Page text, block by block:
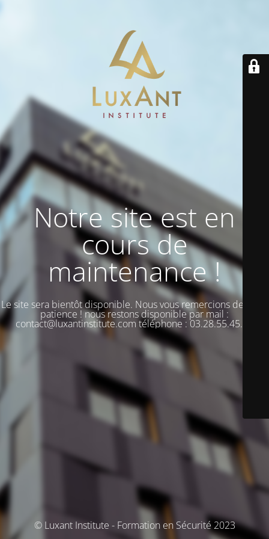
Notre site est en
cours de
maintenance !
Le site sera bientôt disponible. Nous vous remercions de votre
patience ! nous restons disponible par mail :
contact@luxantinstitute.com téléphone : 03.28.55.45.00
© Luxant Institute - Formation en Sécurité 2023